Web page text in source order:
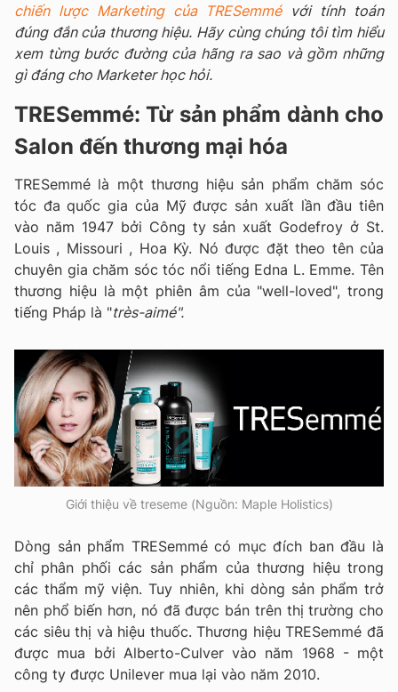
chiến lược Marketing của TRESemmévới tính toán
đúng đắn của thương hiệu. Hãy cùng chúng tôi tìm hiểu
xem từng bước đường của hãng ra sao và gồm những
gì đáng cho Marketer học hỏi.
TRESemmé: Từ sản phẩm dành cho
Salon đến thương mại hóa
TRESemmé là một thương hiệu sản phẩm chăm sóc
tóc đa quốc gia của Mỹ được sản xuất lần đầu tiên
vào năm 1947 bởi Công ty sản xuất Godefroy ở St.
Louis , Missouri , Hoa Kỳ. Nó được đặt theo tên của
chuyên gia chăm sóc tóc nổi tiếng Edna L. Emme. Tên
thương hiệu là một phiên âm của "well-loved", trong
tiếng Pháp là "très-aimé".
Giới thiệu về treseme (Nguồn: Maple Holistics)
Dòng sản phẩm TRESemmé có mục đích ban đầu là
chỉ phân phối các sản phẩm của thương hiệu trong
các thẩm mỹ viện. Tuy nhiên, khi dòng sản phẩm trở
nên phổ biến hơn, nó đã được bán trên thị trường cho
các siêu thị và hiệu thuốc. Thương hiệu TRESemmé đã
được mua bởi Alberto-Culver vào năm 1968 - một
công ty được Unilever mua lại vào năm 2010.